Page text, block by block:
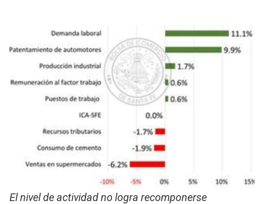
El nivel de actividad no logra recomponerse